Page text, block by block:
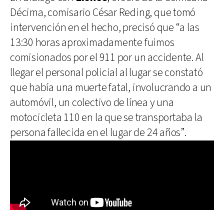
Décima, comisario César Reding, que tomó
intervención en el hecho, precisó que “a las
13:30 horas aproximadamente fuimos
comisionados por el 911 por un accidente. Al
llegar el personal policial al lugar se constató
que había una muerte fatal, involucrando a un
automóvil, un colectivo de línea y una
motocicleta 110 en la que se transportaba la
persona fallecida en el lugar de 24 años”.